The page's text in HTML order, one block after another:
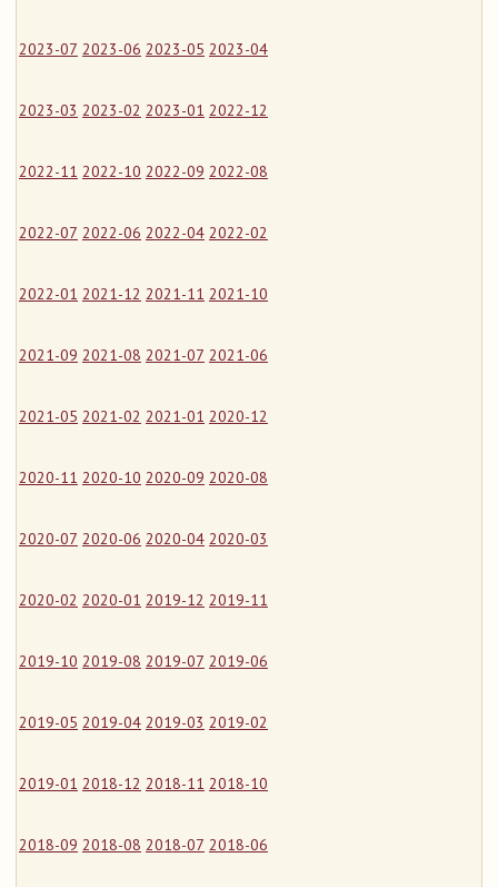
2023-07 2023-06 2023-05 2023-04
2023-03 2023-02 2023-01 2022-12
2022-11 2022-10 2022-09 2022-08
2022-07 2022-06 2022-04 2022-02
2022-01 2021-12 2021-11 2021-10
2021-09 2021-08 2021-07 2021-06
2021-05 2021-02 2021-01 2020-12
2020-11 2020-10 2020-09 2020-08
2020-07 2020-06 2020-04 2020-03
2020-02 2020-01 2019-12 2019-11
2019-10 2019-08 2019-07 2019-06
2019-05 2019-04 2019-03 2019-02
2019-01 2018-12 2018-11 2018-10
2018-09 2018-08 2018-07 2018-06